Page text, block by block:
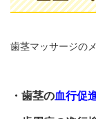
歯茎マッサージの
・歯茎の血行促